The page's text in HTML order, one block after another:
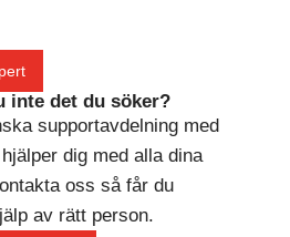
inte det du söker?
supportavdelning med
dig med alla dina
oss så får du
av rätt person.